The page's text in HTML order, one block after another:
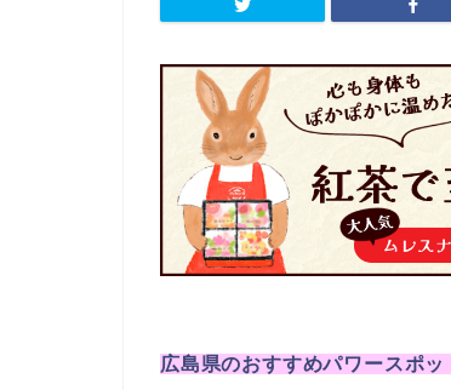
広島県のおすすめパワースポッ